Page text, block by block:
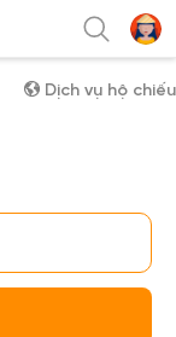
Dịch vụ hộ chiếu